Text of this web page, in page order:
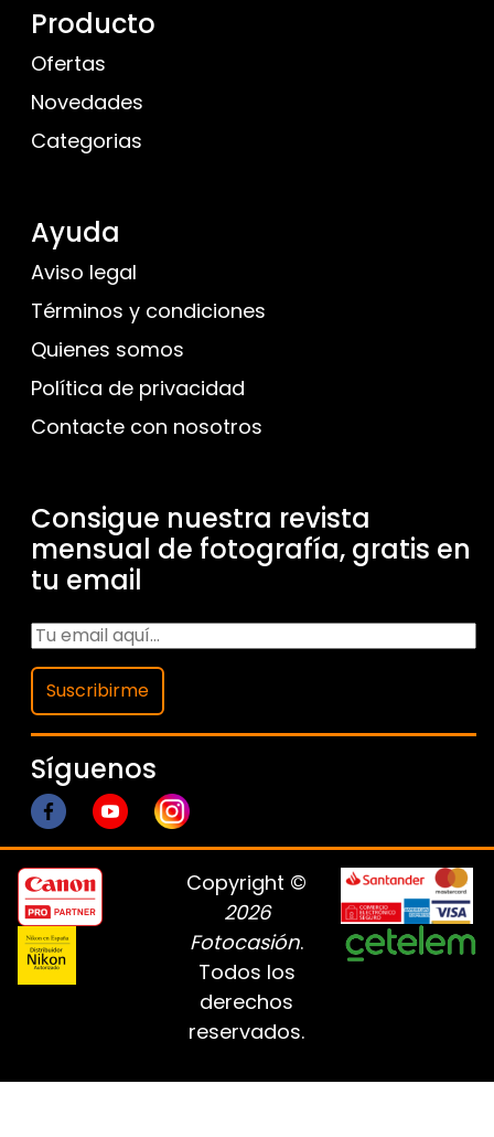
Producto
Ofertas
Novedades
Categorias
Ayuda
Aviso legal
Términos y condiciones
Quienes somos
Política de privacidad
Contacte con nosotros
Consigue nuestra revista
mensual de fotografía, gratis en
tu email
Suscribirme
Síguenos
Copyright ©
2026
Fotocasión.
Todos los
derechos
reservados.